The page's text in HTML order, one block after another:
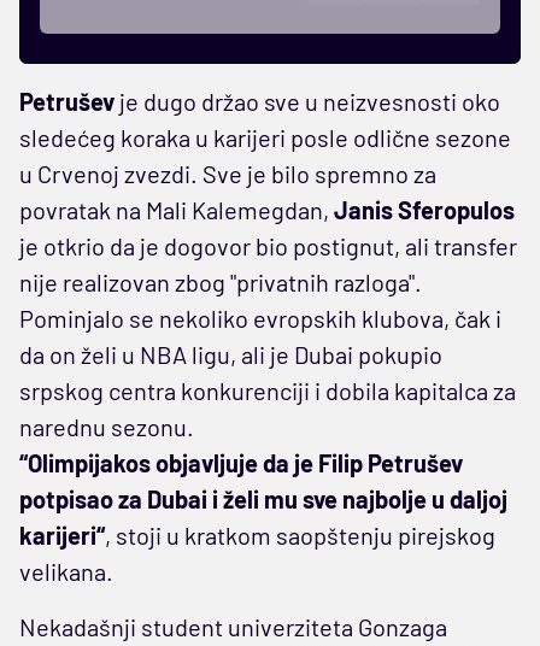
Petrušev je dugo držao sve u neizvesnosti oko
sledećeg koraka u karijeri posle odlične sezone
u Crvenoj zvezdi. Sve je bilo spremno za
povratak na Mali Kalemegdan, Janis Sferopulos
je otkrio da je dogovor bio postignut, ali transfer
nije realizovan zbog "privatnih razloga".
Pominjalo se nekoliko evropskih klubova, čak i
da on želi u NBA ligu, ali je Dubai pokupio
srpskog centra konkurenciji i dobila kapitalca za
narednu sezonu.
“Olimpijakos objavljuje da je Filip Petrušev
potpisao za Dubai i želi mu sve najbolje u daljoj
karijeri“, stoji u kratkom saopštenju pirejskog
velikana.
Nekadašnji student univerziteta Gonzaga